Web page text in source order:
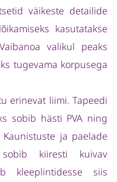
väikeste detailide
kasutatakse
valikul peaks
tugevama korpusega
erinevat liimi. Tapeedi
sobib hästi PVA ning
ja paelade
kiiresti kuivav
kleeplintidesse siis